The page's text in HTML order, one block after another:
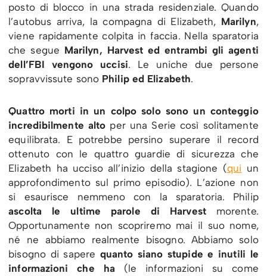
posto di blocco in una strada residenziale. Quando
l’autobus arriva, la compagna di Elizabeth, Marilyn,
viene rapidamente colpita in faccia. Nella sparatoria
che segue Marilyn, Harvest ed entrambi gli agenti
dell’FBI vengono uccisi. Le uniche due persone
sopravvissute sono Philip ed Elizabeth.
Quattro morti in un colpo solo sono un conteggio
incredibilmente alto per una Serie così solitamente
equilibrata. E potrebbe persino superare il record
ottenuto con le quattro guardie di sicurezza che
Elizabeth ha ucciso all’inizio della stagione (qui un
approfondimento sul primo episodio). L’azione non
si esaurisce nemmeno con la sparatoria. Philip
ascolta le ultime parole di Harvestmorente.
Opportunamente non scopriremo mai il suo nome,
né ne abbiamo realmente bisogno. Abbiamo solo
bisogno di sapere quanto siano stupide e inutili le
informazioni che ha (le informazioni su come